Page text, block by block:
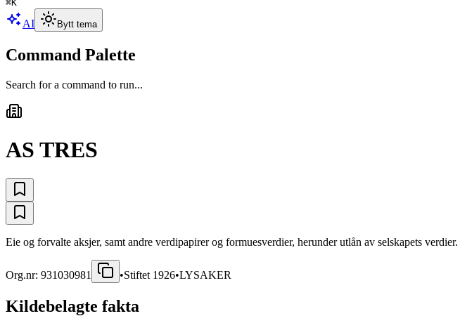
⌘K
AI Bytt tema
Command Palette
Search for a command to run...
AS TRES
Eie og forvalte aksjer, samt andre verdipapirer og formuesverdier, herunder utlån av selskapets verdier.
Org.nr: 931030981 •Stiftet 1926•LYSAKER
Kildebelagte fakta